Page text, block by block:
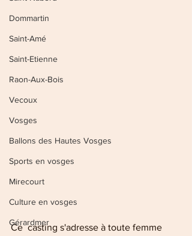
Dommartin
Saint-Amé
Saint-Etienne
Raon-Aux-Bois
Vecoux
Vosges
Ballons des Hautes Vosges
Sports en vosges
Mirecourt
Culture en vosges
Gérardmer
Ce  casting s'adresse à toute femme